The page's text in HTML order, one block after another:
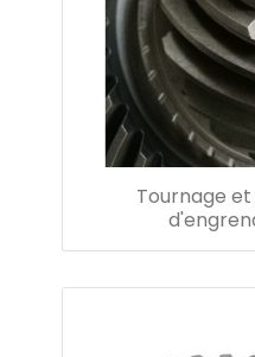
Tournage et